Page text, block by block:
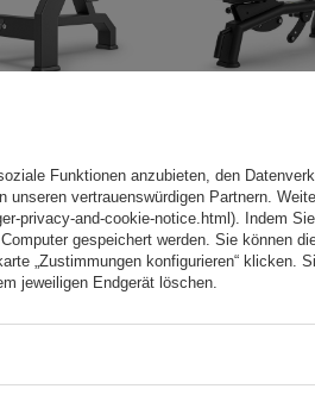
555,00 €
€ 664,00 €
Funktionen anzubieten, den
vertrauenswürdigen Partnern.
privacy-and-cookie-notice.html). Indem
gespeichert werden. Sie können
„Zustimmungen konfigurieren“ klicken.
jeweiligen Endgerät löschen.